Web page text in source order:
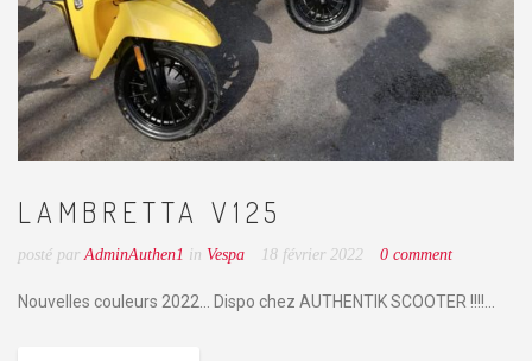
LAMBRETTA V125
posté par AdminAuthen1 in Vespa 18 février 2022 0 comment
Nouvelles couleurs 2022... Dispo chez AUTHENTIK SCOOTER !!!!...